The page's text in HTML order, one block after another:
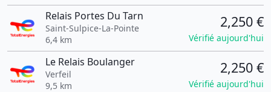
Relais Portes Du Tarn
Saint-Sulpice-La-Pointe
6,4 km
2,250 €
Vérifié aujourd'hui
Le Relais Boulanger
Verfeil
9,5 km
2,250 €
Vérifié aujourd'hui